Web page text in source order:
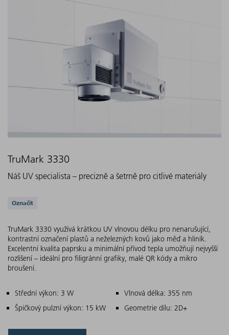
TruMark 3330
Náš UV specialista – precizně a šetrně pro citlivé materiály
Podporovaná řešení
Označit
TruMark 3330 využívá krátkou UV vlnovou délku pro nenarušující,
kontrastní označení plastů a neželezných kovů jako měď a hliník.
Excelentní kvalita paprsku a minimální přívod tepla umožňují nejvyšší
rozlišení – ideální pro filigránní grafiky, malé QR kódy a mikro
broušení.
Hlavní charakteristiky
Střední výkon: 3 W
Vlnová délka: 355 nm
Špičkový pulzní výkon: 15 kW
Geometrie dílu: 2D+